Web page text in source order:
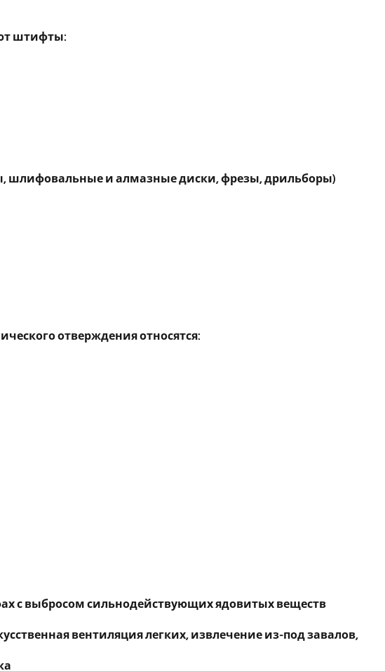
штифты:
шлифовальные и алмазные диски, фрезы, дрильборы)
отверждения относятся:
с выбросом сильнодействующих ядовитых веществ
вентиляция легких, извлечение из-под завалов,